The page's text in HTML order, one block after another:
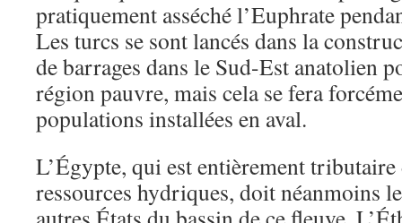
pratiquement asséché l’Euphrate
Les turcs se sont lancés dans la
de barrages dans le Sud-Est anatolien
région pauvre, mais cela se fera
populations installées en aval.
L’Égypte, qui est entièrement
ressources hydriques, doit néanmoins